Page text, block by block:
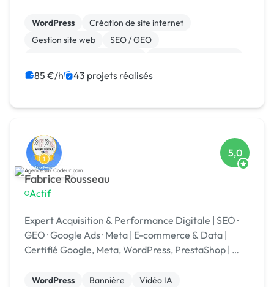
WordPress
Création de site internet
Gestion site web
SEO / GEO
Référencement, liens
Site E-commerce
85 €/h 43 projets réalisés
Fabrice Rousseau
Actif
5,0
Expert Acquisition & Performance Digitale | SEO ·
GEO · Google Ads · Meta | E-commerce & Data |
Certifié Google, Meta, WordPress, PrestaShop | 🏆
WordPress Bannière
Vidéo IA